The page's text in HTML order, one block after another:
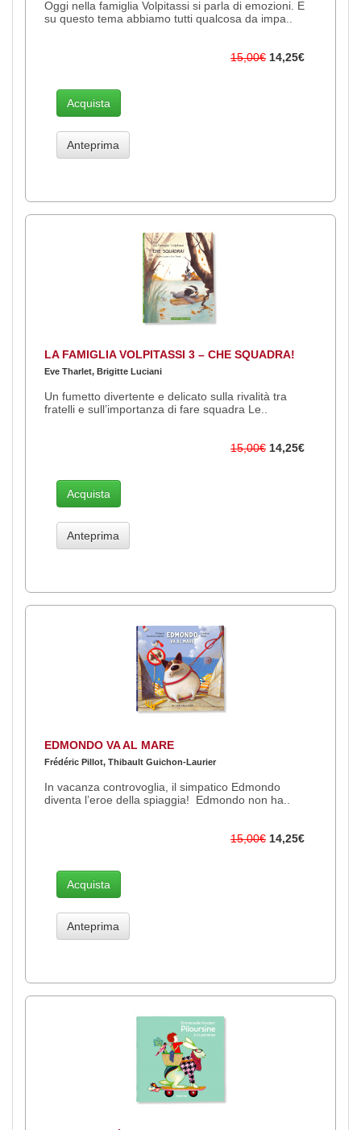
Oggi nella famiglia Volpitassi si parla di emozioni. E
su questo tema abbiamo tutti qualcosa da impa..
15,00€ 14,25€
Acquista
Anteprima
LA FAMIGLIA VOLPITASSI 3 – CHE SQUADRA!
Eve Tharlet, Brigitte Luciani
Un fumetto divertente e delicato sulla rivalità tra
fratelli e sull’importanza di fare squadra Le..
15,00€ 14,25€
Acquista
Anteprima
EDMONDO VA AL MARE
Frédéric Pillot, Thibault Guichon-Laurier
In vacanza controvoglia, il simpatico Edmondo
diventa l’eroe della spiaggia! Edmondo non ha..
15,00€ 14,25€
Acquista
Anteprima